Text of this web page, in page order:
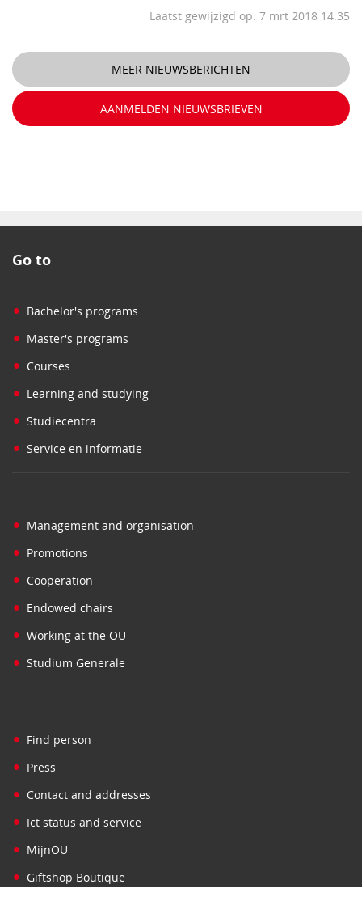
Laatst gewijzigd op: 7 mrt 2018 14:35
MEER NIEUWSBERICHTEN
AANMELDEN NIEUWSBRIEVEN
Go to
• Bachelor's programs
• Master's programs
• Courses
• Learning and studying
• Studiecentra
• Service en informatie
• Management and organisation
• Promotions
• Cooperation
• Endowed chairs
• Working at the OU
• Studium Generale
• Find person
• Press
• Contact and addresses
• Ict status and service
• MijnOU
• Giftshop Boutique